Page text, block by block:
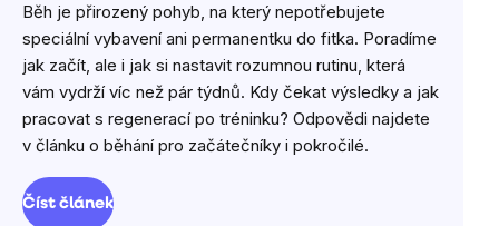
Běh je přirozený pohyb, na který nepotřebujete
speciální vybavení ani permanentku do fitka. Poradíme
jak začít, ale i jak si nastavit rozumnou rutinu, která
vám vydrží víc než pár týdnů. Kdy čekat výsledky a jak
pracovat s regenerací po tréninku? Odpovědi najdete
v článku o běhání pro začátečníky i pokročilé.
Číst článek